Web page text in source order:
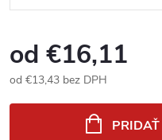
od €16,11
od €13,43 bez DPH